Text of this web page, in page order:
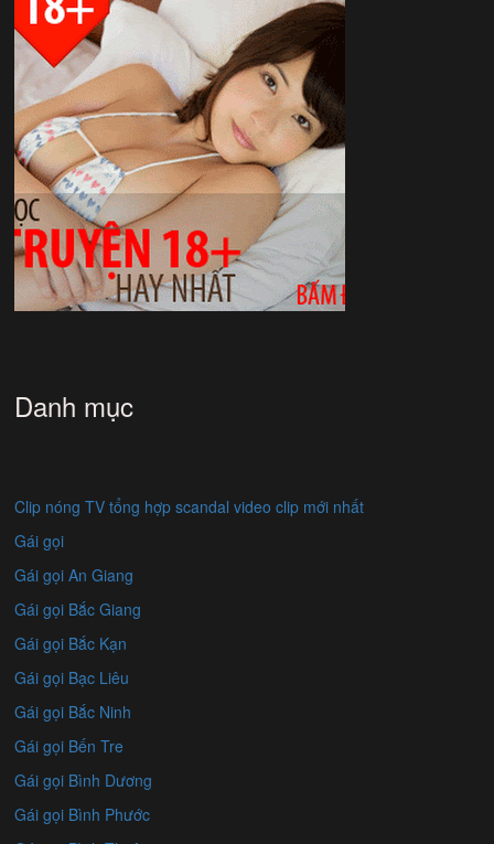
Danh mục
Clip nóng TV tổng hợp scandal video clip mới nhất
Gái gọi
Gái gọi An Giang
Gái gọi Bắc Giang
Gái gọi Bắc Kạn
Gái gọi Bạc Liêu
Gái gọi Bắc Ninh
Gái gọi Bến Tre
Gái gọi Bình Dương
Gái gọi Bình Phước